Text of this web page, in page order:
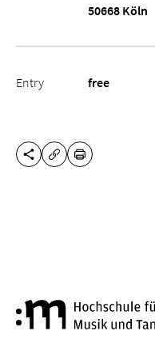
50668 Köln
Entry free
SHARE THIS PAGE
COPY URL
PRINT